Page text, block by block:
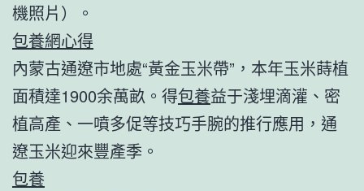
機照片）。
包養網心得
內蒙古通遼市地處“黃金玉米帶”，本年玉米蒔植
面積達1900余萬畝。得包養益于淺埋滴灌、密
植高產、一噴多促等技巧手腕的推行應用，通
遼玉米迎來豐產季。
包養